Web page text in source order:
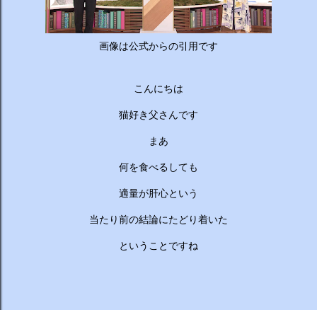
ーチから分かりやすくお答えします！ 🥦 1. 人はなぜ太るの
か？ 根本的な理由は非常にシンプルで、「摂取カロリー（食
べる量）が消費カロリー（動く量）を上回っているから」で
す。 消費しきれずに余ったエネルギーは、万が一の飢餓に備
でも高カロリーな食べ物が手に入るため、意識しないと簡単
べるのは効果があるの？ 非常に効果があります。 （ベジタ
ブルファーストと呼ばれます） 野菜に含まれる食物繊維が、
画像は公式からの引用です
こんにちは
猫好き父さんです
まあ
何を食べるしても
適量が肝心という
当たり前の結論にたどり着いた
ということですね